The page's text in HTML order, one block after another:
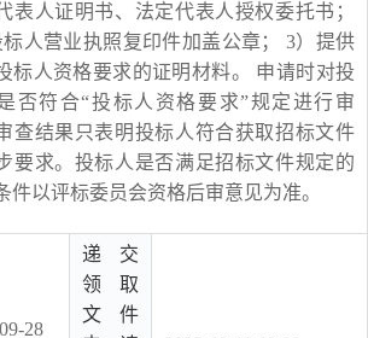
表人证明书、法定代表人授权委托书；
标人营业执照复印件加盖公章； 3）提供
标人资格要求的证明材料。 申请时对投
否符合“投标人资格要求”规定进行审
查结果只表明投标人符合获取招标文件
要求。投标人是否满足招标文件规定的
件以评标委员会资格后审意见为准。
28
递交
领取
文件